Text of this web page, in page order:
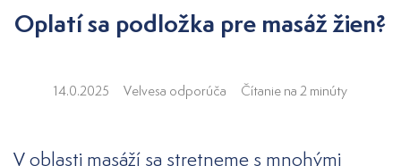
Oplatí sa podložka pre masáž žien?
14.0.2025 Velvesa odporúča Čítanie na 2 minúty
V oblasti masáží sa stretneme s mnohými